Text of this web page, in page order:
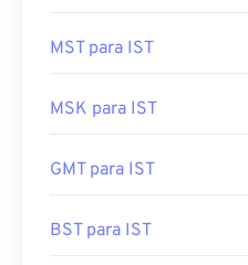
HDT para IST
MST para IST
MSK para IST
GMT para IST